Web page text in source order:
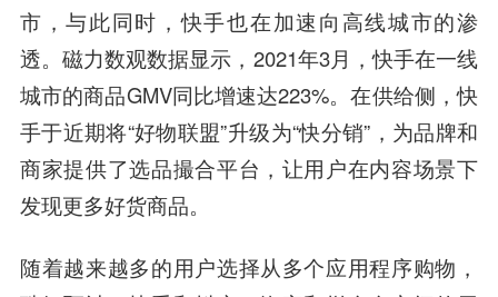
市，与此同时，快手也在加速向高线城市的渗
透。磁力数观数据显示，2021年3月，快手在一线
城市的商品GMV同比增速达223%。在供给侧，快
手于近期将“好物联盟”升级为“快分销”，为品牌和
商家提供了选品撮合平台，让用户在内容场景下
发现更多好货商品。
随着越来越多的用户选择从多个应用程序购物，